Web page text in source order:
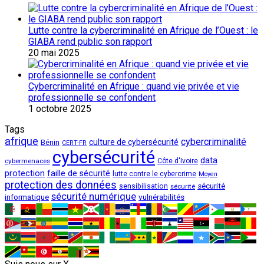
Lutte contre la cybercriminalité en Afrique de l’Ouest : le
GIABA rend public son rapport
20 mai 2025
Cybercriminalité en Afrique : quand vie privée et vie
professionnelle se confondent
1 octobre 2025
Tags
afrique Bénin CERT-FR culture de cybersécurité cybercriminalité
cybermenaces cybersécurité Côte d'Ivoire data
protection faille de sécurité lutte contre le cybercrime Moyen
protection des données sensibilisation sécurité sécurité
informatique sécurité numérique vulnérabilités